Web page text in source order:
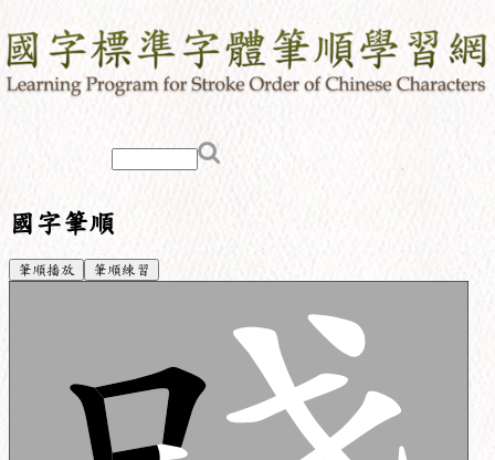
國字筆順
筆順播放 筆順練習